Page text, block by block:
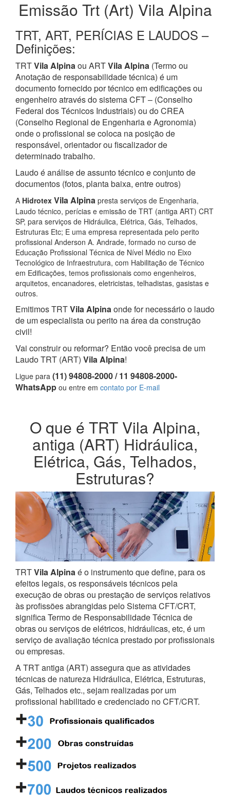
Emissão Trt (Art) Vila Alpina
TRT, ART, PERÍCIAS E LAUDOS –
Definições:
TRTVila Alpinaou ARTVila Alpina (Termo ou
Anotação de responsabilidade técnica) é um
documento fornecido por técnico em edificações ou
engenheiro através do sistema CFT – (Conselho
Federal dos Técnicos Industriais) ou do CREA
(Conselho Regional de Engenharia e Agronomia)
onde o profissional se coloca na posição de
responsável, orientador ou fiscalizador de
determinado trabalho.
Laudo é análise de assunto técnico e conjunto de
documentos (fotos, planta baixa, entre outros)
A Hidrotex Vila Alpina presta serviços de Engenharia,
Laudo técnico, perícias e emissão de TRT (antiga ART) CRT
SP, para serviços de Hidráulica, Elétrica, Gás, Telhados,
Estruturas Etc; E uma empresa representada pelo perito
profissional Anderson A. Andrade, formado no curso de
Educação Profissional Técnica de Nível Médio no Eixo
Tecnológico de Infraestrutura, com Habilitação de Técnico
em Edificações, temos profissionais como engenheiros,
arquitetos, encanadores, eletricistas, telhadistas, gasistas e
outros.
Emitimos TRTVila Alpinaonde for necessário o laudo
de um especialista ou perito na área da construção
civil!
Vai construir ou reformar? Então você precisa de um
Laudo TRT (ART) Vila Alpina!
Ligue para (11) 94808-2000 / 11 94808-2000-
WhatsApp ou entre em contato por E-mail
O que é TRT Vila Alpina,
antiga (ART) Hidráulica,
Elétrica, Gás, Telhados,
Estruturas?
TRTVila Alpinaé o instrumento que define, para os
efeitos legais, os responsáveis técnicos pela
execução de obras ou prestação de serviços relativos
às profissões abrangidas pelo Sistema CFT/CRT,
significa Termo de Responsabilidade Técnica de
obras ou serviços de elétricos, hidráulicas, etc, é um
serviço de avaliação técnica prestado por profissionais
ou empresas.
A TRT antiga (ART) assegura que as atividades
técnicas de natureza Hidráulica, Elétrica, Estruturas,
Gás, Telhados etc., sejam realizadas por um
profissional habilitado e credenciado no CFT/CRT.